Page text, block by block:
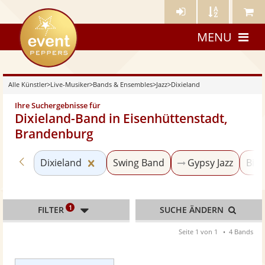
Künstler- Künstler Meine
eventpeppers
MENU
Alle Künstler>Live-Musiker>Bands & Ensembles>Jazz>Dixieland
Ihre Suchergebnisse für
Dixieland-Band in Eisenhüttenstadt,
Brandenburg
Zurück zu «Jazz»
Dixieland Kategorie «Dixieland» zurücksetzen
Swing Band Gypsy Jazz Big
FILTER 1 SUCHE ÄNDERN
Seite 1 von 1 4 Bands